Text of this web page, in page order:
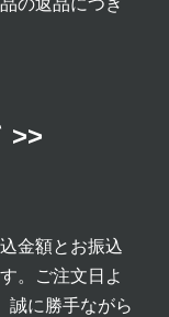
の返品につき
>>
金額とお振込
。ご注文日よ
誠に勝手ながら